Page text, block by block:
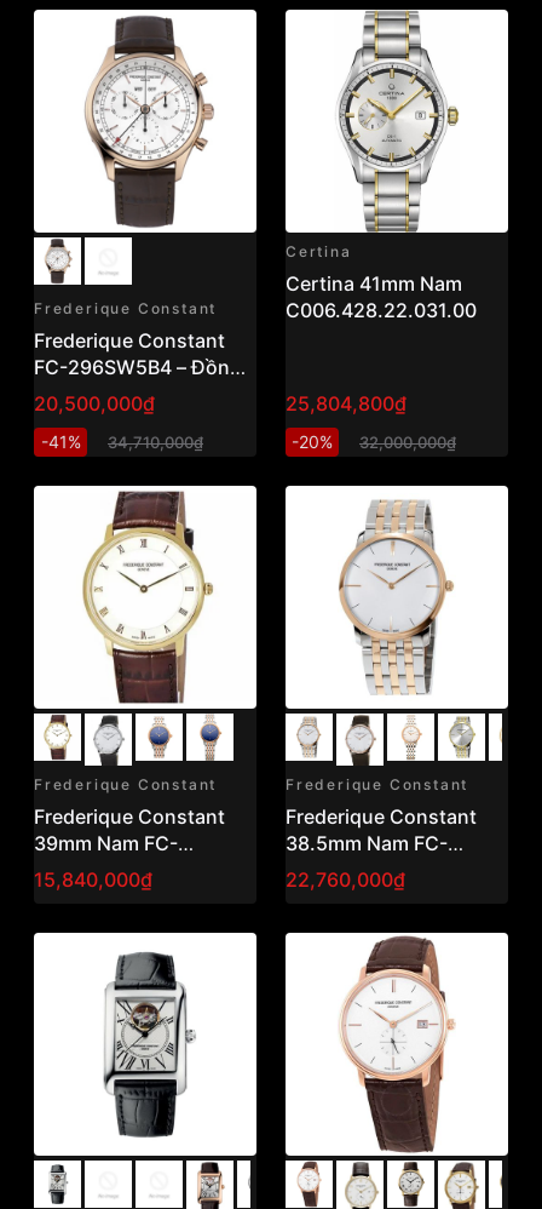
Frederique Constant
Frederique Constant
FC-296SW5B4 – Đồng
Hồ Quartz
Chronograph 40mm
Thụy Sỹ
20,500,000₫
-41% 34,710,000₫
Certina
Certina 41mm Nam
C006.428.22.031.00
25,804,800₫
-20% 32,000,000₫
Frederique Constant
Frederique Constant
39mm Nam FC-
200RS5S35
15,840,000₫
Frederique Constant
Frederique Constant
38.5mm Nam FC-
200V5S32B
22,760,000₫